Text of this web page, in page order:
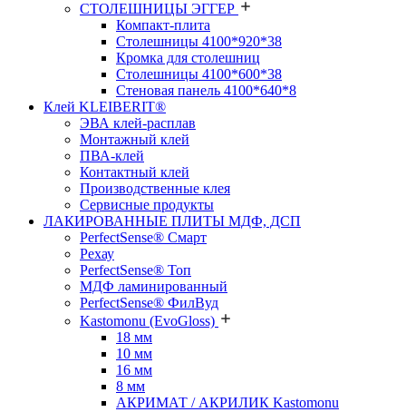
СТОЛЕШНИЦЫ ЭГГЕР
Компакт-плита
Столешницы 4100*920*38
Кромка для столешниц
Столешницы 4100*600*38
Стеновая панель 4100*640*8
Клей KLEIBERIT®
ЭВА клей-расплав
Монтажный клей
ПВА-клей
Контактный клей
Производственные клея
Сервисные продукты
ЛАКИРОВАННЫЕ ПЛИТЫ МДФ, ДСП
PerfectSense® Смарт
Рехау
PerfectSense® Топ
МДФ ламинированный
PerfectSense® ФилВуд
Kastomonu (EvoGloss)
18 мм
10 мм
16 мм
8 мм
АКРИМАТ / АКРИЛИК Kastomonu